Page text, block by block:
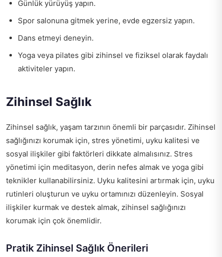
Günlük yürüyüş yapın.
Spor salonuna gitmek yerine, evde egzersiz yapın.
Dans etmeyi deneyin.
Yoga veya pilates gibi zihinsel ve fiziksel olarak faydalı
aktiviteler yapın.
Zihinsel Sağlık
Zihinsel sağlık, yaşam tarzının önemli bir parçasıdır. Zihinsel
sağlığınızı korumak için, stres yönetimi, uyku kalitesi ve
sosyal ilişkiler gibi faktörleri dikkate almalısınız. Stres
yönetimi için meditasyon, derin nefes almak ve yoga gibi
teknikler kullanabilirsiniz. Uyku kalitesini artırmak için, uyku
rutinleri oluşturun ve uyku ortamınızı düzenleyin. Sosyal
ilişkiler kurmak ve destek almak, zihinsel sağlığınızı
korumak için çok önemlidir.
Pratik Zihinsel Sağlık Önerileri